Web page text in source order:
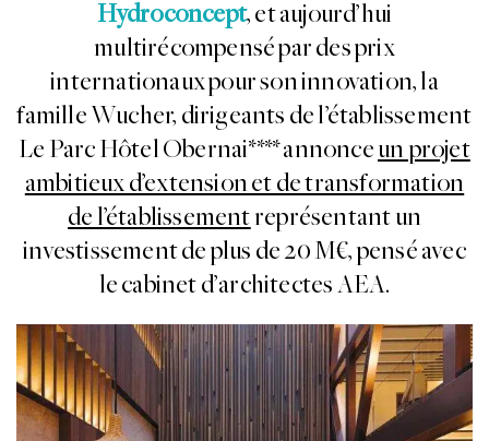
Hydroconcept, et aujourd’hui
multirécompensé par des prix
internationaux pour son innovation, la
famille Wucher, dirigeants de l’établissement
Le Parc Hôtel Obernai**** annonceun projet
ambitieux d’extension et de transformation
de l’établissement représentant un
investissement de plus de 20 M€, pensé avec
le cabinet d’architectes AEA.